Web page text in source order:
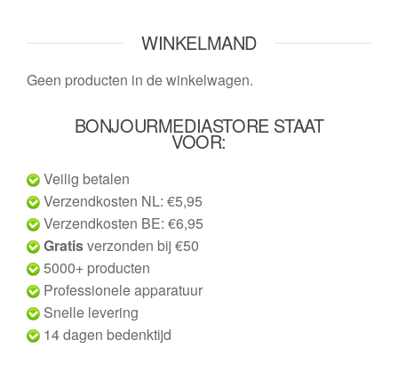
WINKELMAND
Geen producten in de winkelwagen.
BONJOURMEDIASTORE STAAT
VOOR:
Veilig betalen
Verzendkosten NL: €5,95
Verzendkosten BE: €6,95
Gratisverzonden bij €50
5000+ producten
Professionele apparatuur
Snelle levering
14 dagen bedenktijd